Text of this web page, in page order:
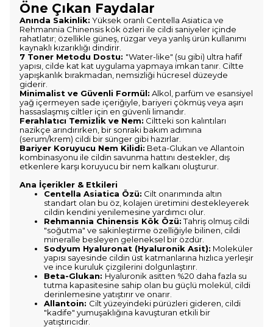
Öne Çıkan Faydalar
Anında Sakinlik: Yüksek oranlı Centella Asiatica ve
Rehmannia Chinensis kök özleri ile cildi saniyeler içinde
rahatlatır; özellikle güneş, rüzgar veya yanlış ürün kullanımı
kaynaklı kızarıklığı dindirir.
7 Toner Metodu Dostu: "Water-like" (su gibi) ultra hafif
yapısı, cilde kat kat uygulama yapmaya imkan tanır. Ciltte
yapışkanlık bırakmadan, nemsizliği hücresel düzeyde
giderir.
Minimalist ve Güvenli Formül: Alkol, parfüm ve esansiyel
yağ içermeyen sade içeriğiyle, bariyeri çökmüş veya aşırı
hassaslaşmış ciltler için en güvenli limandır.
Ferahlatıcı Temizlik ve Nem: Ciltteki son kalıntıları
nazikçe arındırırken, bir sonraki bakım adımına
(serum/krem) cildi bir sünger gibi hazırlar.
Bariyer Koruyucu Nem Kilidi: Beta-Glukan ve Allantoin
kombinasyonu ile cildin savunma hattını destekler, dış
etkenlere karşı koruyucu bir nem kalkanı oluşturur.
Ana İçerikler & Etkileri
Centella Asiatica Özü: Cilt onarımında altın
standart olan bu öz, kolajen üretimini destekleyerek
cildin kendini yenilemesine yardımcı olur.
Rehmannia Chinensis Kök Özü:Tahriş olmuş cildi
"soğutma" ve sakinleştirme özelliğiyle bilinen, cildi
mineralle besleyen geleneksel bir özdür.
Sodyum Hyaluronat (Hyaluronik Asit): Moleküler
yapısı sayesinde cildin üst katmanlarına hızlıca yerleşir
ve ince kuruluk çizgilerini dolgunlaştırır.
Beta-Glukan: Hyaluronik asitten %20 daha fazla su
tutma kapasitesine sahip olan bu güçlü molekül, cildi
derinlemesine yatıştırır ve onarır.
Allantoin: Cilt yüzeyindeki pürüzleri gideren, cildi
"kadife" yumuşaklığına kavuşturan etkili bir
yatıştırıcıdır.